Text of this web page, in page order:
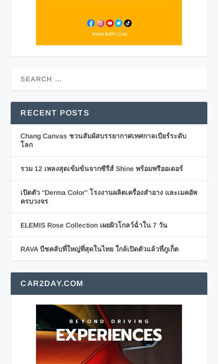
RECENT POSTS
Chang Canvas ชวนสัมผัสบรรยากาศเทศกาลเบียร์ระดับ
โลก
รวม 12 เพลงสุดเข้มข้นจากซีรีส์ Shine พร้อมพรีออเดอร์
เปิดตัว “Derma Color” โรงงานผลิตเครื่องสำอาง และเมคอัพ
ครบวงจร
ELEMIS Rose Collection เผยผิวโกลว์ฉ่ำใน 7 วัน
RAVA บีชคลับที่ใหญ่ที่สุดในไทย ใกล้เปิดตัวแล้วที่ภูเก็ต
CAR2DAY.COM